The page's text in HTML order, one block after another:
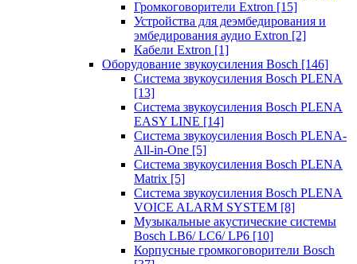
Громкоговорители Extron [15]
Устройства для деэмбедирования и
эмбедирования аудио Extron [2]
Кабели Extron [1]
Оборудование звукоусиления Bosch [146]
Система звукоусиления Bosch PLENA
[13]
Система звукоусиления Bosch PLENA
EASY LINE [14]
Система звукоусиления Bosch PLENA-
All-in-One [5]
Система звукоусиления Bosch PLENA
Matrix [5]
Система звукоусиления Bosch PLENA
VOICE ALARM SYSTEM [8]
Музыкальные акустические системы
Bosch LB6/ LC6/ LP6 [10]
Корпусные громкоговорители Bosch